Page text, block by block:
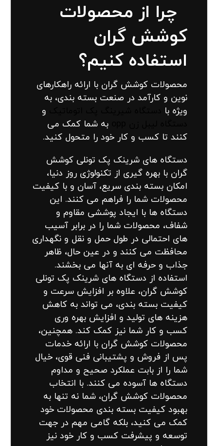
چرا از محصولات
کوشش گران
استفاده کنیم؟
محصولات کوشش گران با ارائه راهکارهای
نوین و کارآمد در صنعت بسته بندی، به
ویژه با
و
به شما کمک می
کنند تا کسب و کار خود را متحول کنید.
دستگاه های شرینک پک تونلی کوشش
گران با بهره گیری از تکنولوژی روز دنیا،
امکان بسته بندی سریع، آسان و با کیفیت
محصولات شما را فراهم می کنند. این
دستگاه ها با ایجاد پوششی مقاوم و
شفاف، محصولات شما را در برابر آسیب
های احتمالی در طول حمل و نقل و نگهداری
محافظت می کنند و در عین حال، ظاهر
جذاب و حرفه ای به آنها می بخشند.
استفاده از دستگاه های شرینک پک تونلی
کوشش گران، علاوه بر افزایش سرعت و
کیفیت بسته بندی، می تواند به کاهش
هزینه های تولید و افزایش بهره وری
کسب و کار شما نیز کمک کند. همچنین،
محصولات کوشش گران با ارائه خدمات
پس از فروش و پشتیبانی فنی قوی، خیال
شما را از بابت عملکرد صحیح و مداوم
دستگاه ها آسوده می کنند. با انتخاب
محصولات کوشش گران، شما نه تنها به
بهبود کیفیت بسته بندی محصولات خود
کمک می کنید، بلکه گامی مهم در جهت
توسعه و پیشرفت کسب و کار خود نیز